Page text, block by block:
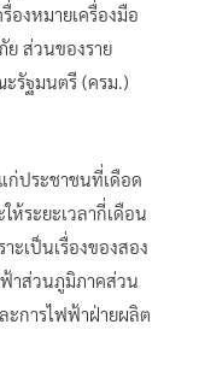
องหมายเครื่องมือ
ย ส่วนของราย
รัฐมนตรี (ครม.)
ก่ประชาชนที่เดือด
ระยะเวลากี่เดือน
ะเป็นเรื่องของสอง
าส่วนภูมิภาคส่วน
ะการไฟฟ้าฝ่ายผลิต